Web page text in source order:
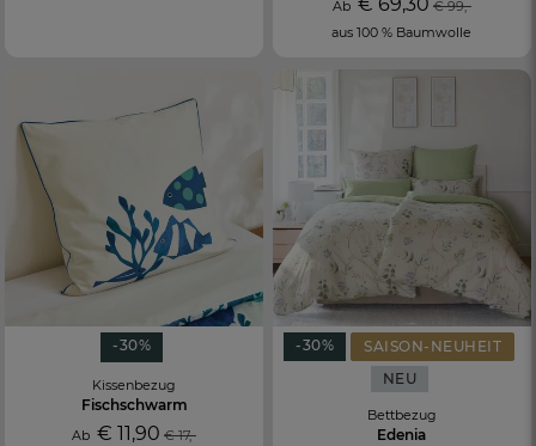
Ab
€ 99,-
aus 100 % Baumwolle
-30%
Kissenbezug
Fischschwarm
Ab€ 11,90 € 17,-
-30%
SAISON-NEUHEIT
NEU
Bettbezug
Edenia